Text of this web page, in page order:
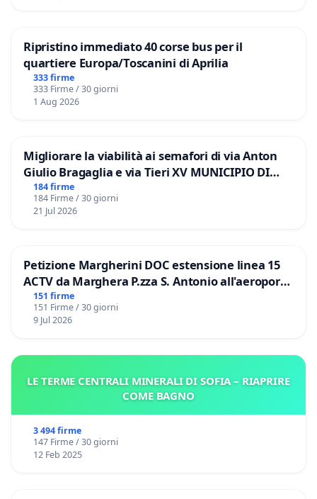
Ripristino immediato 40 corse bus per il
quartiere Europa/Toscanini di Aprilia
333 firme
333 Firme / 30 giorni
1 Aug 2026
Migliorare la viabilità ai semafori di via Anton
Giulio Bragaglia e via Tieri XV MUNICIPIO DI
ROMA
184 firme
184 Firme / 30 giorni
21 Jul 2026
Petizione Margherini DOC estensione linea 15
ACTV da Marghera P.zza S. Antonio all'aeroporto
Marco Polo tariffa a € 1,50
151 firme
151 Firme / 30 giorni
9 Jul 2026
LE TERME CENTRALI MINERALI DI SOFIA – RIAPRIRE
COME BAGNO
3 494 firme
147 Firme / 30 giorni
12 Feb 2025